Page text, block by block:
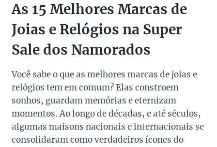
As 15 Melhores Marcas de
Joias e Relógios na Super
Sale dos Namorados
Você sabe o que as melhores marcas de joias e
relógios tem em comum? Elas constroem
sonhos, guardam memórias e eternizam
momentos. Ao longo de décadas, e até séculos,
algumas maisons nacionais e internacionais se
consolidaram como verdadeiros ícones do